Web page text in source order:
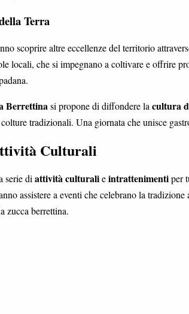
Terra
scoprire altre eccellenze del territorio
locali, che si impegnano a coltivare e offrire
Berrettinasi propone di diffondere lacultura
tradizionali. Una giornata che unisce
Culturali
serie diattività culturalieintrattenimentiper
assistere a eventi che celebrano la
zucca berrettina.